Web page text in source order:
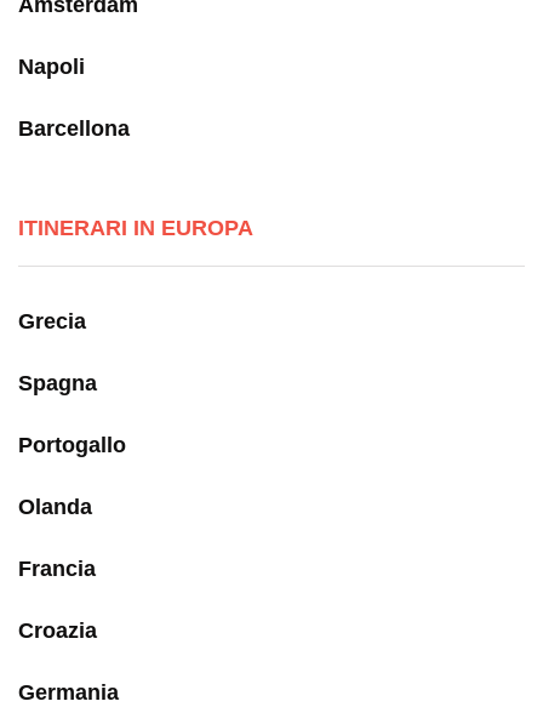
Amsterdam
Napoli
Barcellona
ITINERARI IN EUROPA
Grecia
Spagna
Portogallo
Olanda
Francia
Croazia
Germania